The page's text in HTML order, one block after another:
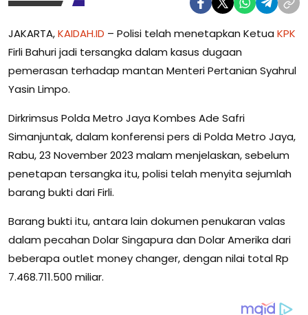
JAKARTA,KAIDAH.ID – Polisi telah menetapkan Ketua KPK
Firli Bahuri jadi tersangka dalam kasus dugaan
pemerasan terhadap mantan Menteri Pertanian Syahrul
Yasin Limpo.
Dirkrimsus Polda Metro Jaya Kombes Ade Safri
Simanjuntak, dalam konferensi pers di Polda Metro Jaya,
Rabu, 23 November 2023 malam menjelaskan, sebelum
penetapan tersangka itu, polisi telah menyita sejumlah
barang bukti dari Firli.
Barang bukti itu, antara lain dokumen penukaran valas
dalam pecahan Dolar Singapura dan Dolar Amerika dari
beberapa outlet money changer, dengan nilai total Rp
7.468.711.500 miliar.